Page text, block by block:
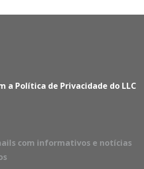
a Política de Privacidade do LLC
com informativos e notícias